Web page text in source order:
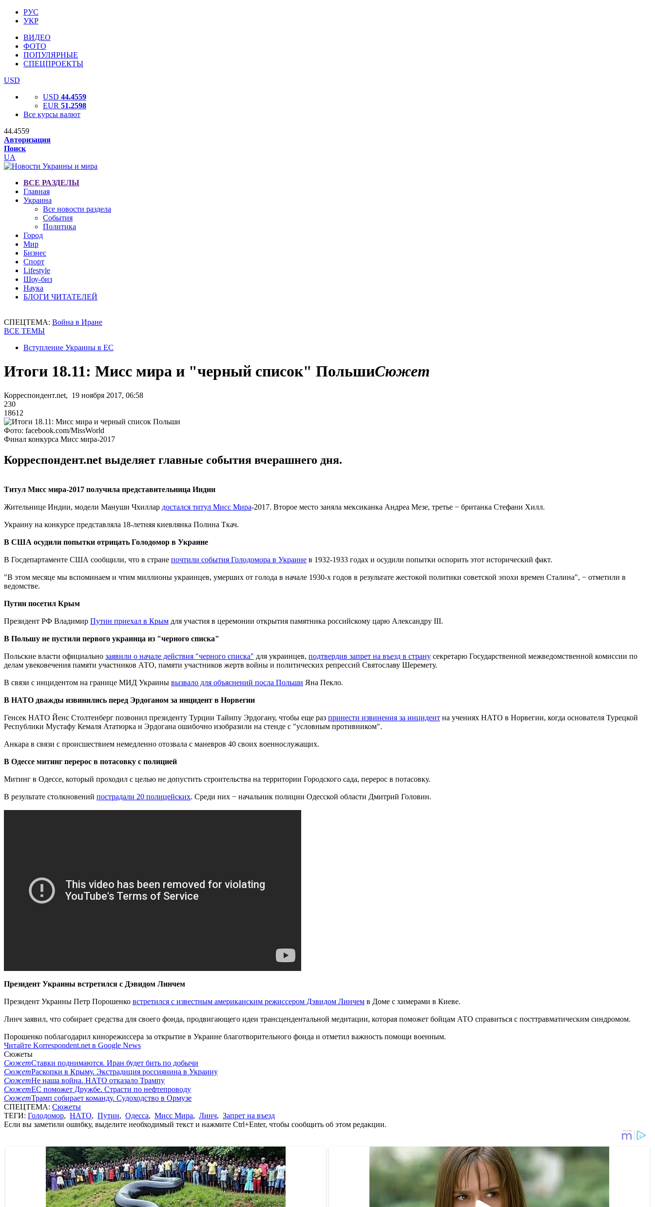
РУС
УКР
ВИДЕО
ФОТО
ПОПУЛЯРНЫЕ
СПЕЦПРОЕКТЫ
USD
USD 44.4559
EUR 51.2598
Все курсы валют
44.4559
Авторизация
Поиск
UA
ВСЕ РАЗДЕЛЫ
Главная
Украина
Все новости раздела
События
Политика
Город
Мир
Бизнес
Спорт
Lifestyle
Шоу-биз
Наука
БЛОГИ ЧИТАТЕЛЕЙ
СПЕЦТЕМА: Война в Иране
ВСЕ ТЕМЫ
Вступление Украины в ЕС
Итоги 18.11: Мисс мира и "черный список" ПольшиСюжет
Корреспондент.net, 19 ноября 2017, 06:58
230
18612
Фото: facebook.com/MissWorld
Финал конкурса Мисс мира-2017
Корреспондент.net выделяет главные события вчерашнего дня.
Титул Мисс мира-2017 получила представительница Индии
Жительнице Индии, модели Мануши Чхиллар достался титул Мисс Мира-2017. Второе место заняла мексиканка Андреа Мезе, третье − британка Стефани Хилл.
Украину на конкурсе представляла 18-летняя киевлянка Полина Ткач.
В США осудили попытки отрицать Голодомор в Украине
В Госдепартаменте США сообщили, что в стране почтили события Голодомора в Украине в 1932-1933 годах и осудили попытки оспорить этот исторический факт.
"В этом месяце мы вспоминаем и чтим миллионы украинцев, умерших от голода в начале 1930-х годов в результате жестокой политики советской эпохи времен Сталина", − отметили в
ведомстве.
Путин посетил Крым
Президент РФ Владимир Путин приехал в Крым для участия в церемонии открытия памятника российскому царю Александру III.
В Польшу не пустили первого украинца из "черного списка"
Польские власти официально заявили о начале действия "черного списка" для украинцев, подтвердив запрет на въезд в страну секретарю Государственной межведомственной комиссии по
делам увековечения памяти участников АТО, памяти участников жертв войны и политических репрессий Святославу Шеремету.
В связи с инцидентом на границе МИД Украины вызвало для объяснений посла Польши Яна Пекло.
В НАТО дважды извинились перед Эрдоганом за инцидент в Норвегии
Генсек НАТО Йенс Столтенберг позвонил президенту Турции Тайипу Эрдогану, чтобы еще раз принести извинения за инцидент на учениях НАТО в Норвегии, когда основателя Турецкой
Республики Мустафу Кемаля Ататюрка и Эрдогана ошибочно изобразили на стенде с "условным противником".
Анкара в связи с происшествием немедленно отозвала с маневров 40 своих военнослужащих.
В Одессе митинг перерос в потасовку с полицией
Митинг в Одессе, который проходил с целью не допустить строительства на территории Городского сада, перерос в потасовку.
В результате столкновений пострадали 20 полицейских. Среди них − начальник полиции Одесской области Дмитрий Головин.
Президент Украины встретился с Дэвидом Линчем
Президент Украины Петр Порошенко встретился с известным американским режиссером Дэвидом Линчем в Доме с химерами в Киеве.
Линч заявил, что собирает средства для своего фонда, продвигающего идеи трансцендентальной медитации, которая поможет бойцам АТО справиться с посттравматическим синдромом.
Порошенко поблагодарил кинорежиссера за открытие в Украине благотворительного фонда и отметил важность помощи военным.
Читайте Korrespondent.net в Google News
Сюжеты
СюжетСтавки поднимаются. Иран будет бить по добычи
СюжетРаскопки в Крыму. Экстрадиция россиянина в Украину
СюжетНе наша война. НАТО отказало Трампу
СюжетЕС поможет Дружбе. Страсти по нефтепроводу
СюжетТрамп собирает команду. Судоходство в Ормузе
СПЕЦТЕМА: Сюжеты
ТЕГИ: Голодомор, НАТО, Путин, Одесса, Мисс Мира, Линч, Запрет на въезд
Если вы заметили ошибку, выделите необходимый текст и нажмите Ctrl+Enter, чтобы сообщить об этом редакции.